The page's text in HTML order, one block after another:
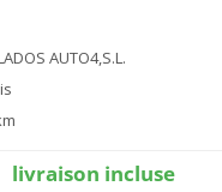
AUTO4,S.L.
livraison incluse